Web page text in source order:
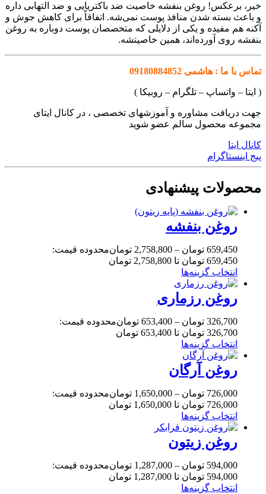
خیر، برعکس! روغن بنفشه خاصیت ضد باکتریایی و ضد التهابی داره
و باعث بسته شدن منافذ پوست نمی‌شه. اتفاقاً برای کاهش جوش و
آکنه هم مفیده و یکی از دلایلی که متخصصان پوست دوباره به روغن
بنفشه روی آورده‌اند، همین خاصیتشه.
تماس با ما : هاشمی 09180884852
( ایتا – واتساپ – تلگرام – روبیکا )
جهت دریافت مشاوره و آموزشهای تخصصی ، در کانال ایتای
مجموعه محصول سالم عضو شوید
کانال ایتا
پیج اینستاگرام
محصولات پیشنهادی
روغن بنفشه
659,450 تومان –
2,758,800 تومانمحدوده قیمت:
659,450 تومان تا 2,758,800 تومان
انتخاب گزینه‌ها
روغن رزماری
326,700 تومان –
653,400 تومانمحدوده قیمت:
326,700 تومان تا 653,400 تومان
انتخاب گزینه‌ها
روغن آرگان
726,000 تومان –
1,650,000 تومانمحدوده قیمت:
726,000 تومان تا 1,650,000 تومان
انتخاب گزینه‌ها
روغن زیتون
594,000 تومان –
1,287,000 تومانمحدوده قیمت:
594,000 تومان تا 1,287,000 تومان
انتخاب گزینه‌ها